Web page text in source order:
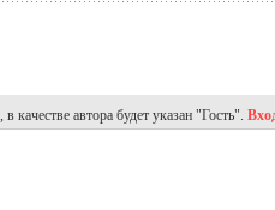
автора будет указан "Гость".